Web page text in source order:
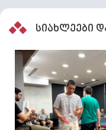
სიახლეები